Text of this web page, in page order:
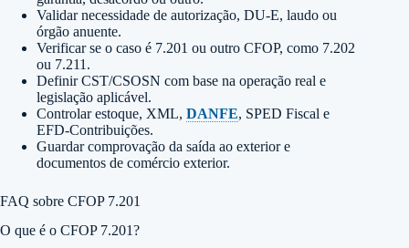
Validar necessidade de autorização, DU-E, laudo ou
órgão anuente.
Verificar se o caso é 7.201 ou outro CFOP, como 7.202
ou 7.211.
Definir CST/CSOSN com base na operação real e
legislação aplicável.
Controlar estoque, XML, DANFE, SPED Fiscal e
EFD-Contribuições.
Guardar comprovação da saída ao exterior e
documentos de comércio exterior.
FAQ sobre CFOP 7.201
O que é o CFOP 7.201?